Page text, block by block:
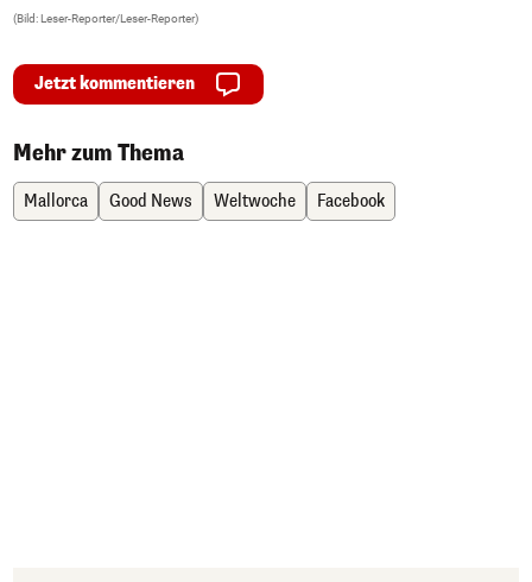
(Bild: Leser-Reporter/Leser-Reporter)
Jetzt kommentieren
Mehr zum Thema
Mallorca Good News Weltwoche Facebook